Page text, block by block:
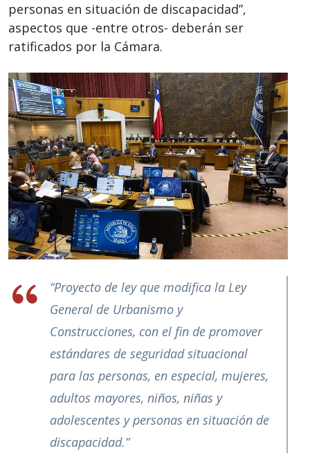
personas en situación de discapacidad”,
aspectos que -entre otros- deberán ser
ratificados por la Cámara.
“Proyecto de ley que modifica la Ley
General de Urbanismo y
Construcciones, con el fin de promover
estándares de seguridad situacional
para las personas, en especial, mujeres,
adultos mayores, niños, niñas y
adolescentes y personas en situación de
discapacidad.”